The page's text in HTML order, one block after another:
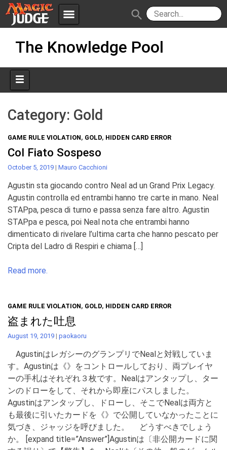
menu
Apps JudgeApps
Forum
Judges
Policies IPG
JAR
search
The Knowledge Pool
Category: Gold
GAME RULE VIOLATION, GOLD, HIDDEN CARD ERROR
Col Fiato Sospeso
October 5, 2019 | Mauro Cacchioni
Agustin sta giocando contro Neal ad un Grand Prix Legacy.
Agustin controlla ed entrambi hanno tre carte in mano. Neal
STAPpa, pesca di turno e passa senza fare altro. Agustin
STAPpa e pesca, poi Neal nota che entrambi hanno
dimenticato di rivelare l’ultima carta che hanno pescato per
Cripta del Ladro di Respiri e chiama […]
Read more.
GAME RULE VIOLATION, GOLD, HIDDEN CARD ERROR
盗まれた吐息
August 19, 2019 | paokaoru
AgustinはレガシーのグランプリでNealと対戦していま
す。Agustinは《》をコントロールしており、両プレイヤ
ーの手札はそれぞれ３枚です。Nealはアンタップし、ター
ンのドローをして、それから即座にパスしました。
Agustinはアンタップし、ドローし、そこでNealは両方と
も最後に引いたカードを《》で公開していなかったことに
気づき、ジャッジを呼びました。 どうすべきでしょう
か。 [expand title=”Answer”]Agustinは〔非公開カードに関